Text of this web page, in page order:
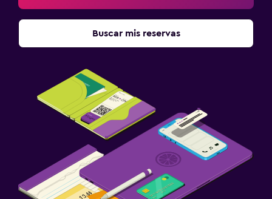
Buscar mis reservas